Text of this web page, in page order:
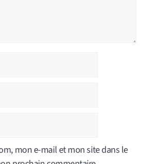
mon e-mail et mon site dans le